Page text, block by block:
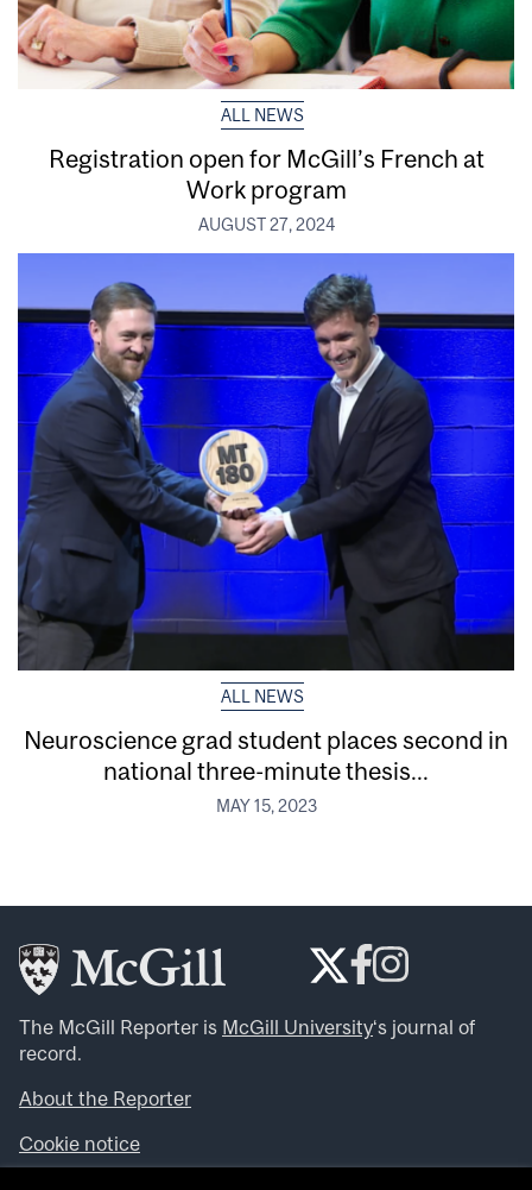
ALL NEWS
Registration open for McGill’s French at
Work program
AUGUST 27, 2024
ALL NEWS
Neuroscience grad student places second in
national three-minute thesis...
MAY 15, 2023
The McGill Reporter is McGill University‘s journal of
record.
About the Reporter
Cookie notice